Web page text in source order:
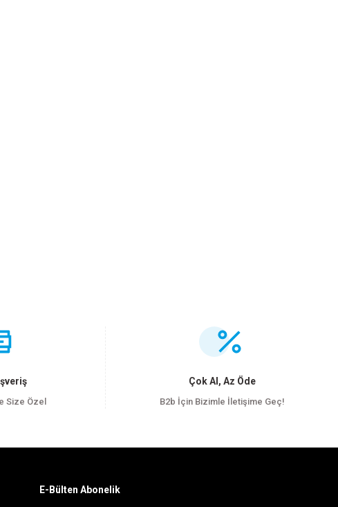
Size Özel
Çok Al, Az Öde
B2b İçin Bizimle İletişime Geç!
E-Bülten Abonelik